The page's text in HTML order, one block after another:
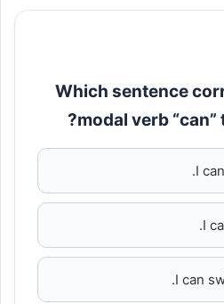
8. Which sentence
modal verb “can”